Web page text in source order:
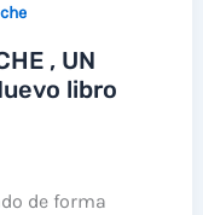
, UN
libro
de forma